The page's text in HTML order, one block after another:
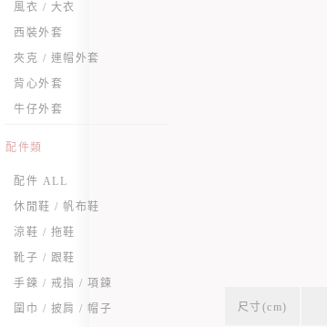
風衣 / 大衣
西裝外套
夾克 / 連帽外套
背心外套
牛仔外套
配件類
配件 ALL
休閒鞋 / 帆布鞋
涼鞋 / 拖鞋
靴子 / 跟鞋
手鍊 / 戒指 / 項鍊
圍巾 / 披肩 / 帽子
尺寸(cm)